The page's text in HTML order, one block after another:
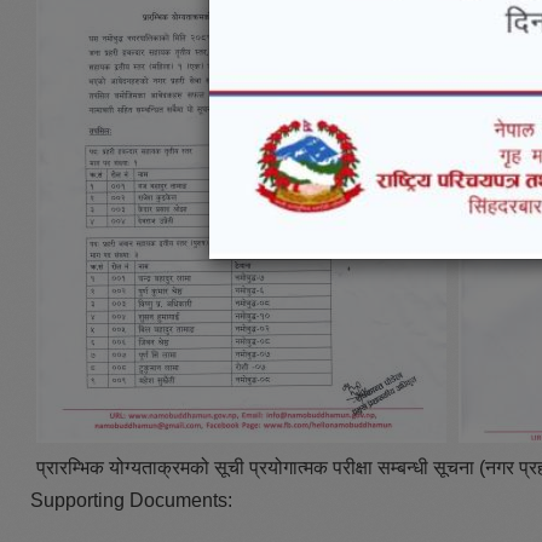
प्रारम्भिक योग्यताक्रमको सूची प्रयोगात्मक परीक्षा सम्बन्धी सूचना (नगर
Supporting Documents: